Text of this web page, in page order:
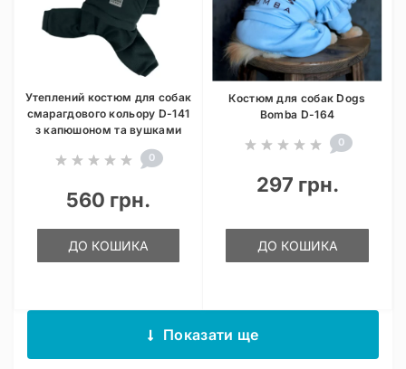
Утеплений костюм для собак
смарагдового кольору D-141
з капюшоном та вушками
0
560 грн.
ДО КОШИКА
Костюм для собак Dogs
Bomba D-164
0
297 грн.
ДО КОШИКА
Показати ще